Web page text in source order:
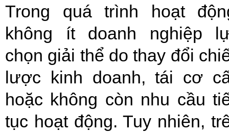
Trong quá trình hoạt
không ít doanh nghiệp
chọn giải thể do thay đổi
lược kinh doanh, tái cơ
hoặc không còn nhu cầu
tục hoạt động. Tuy nhiên,